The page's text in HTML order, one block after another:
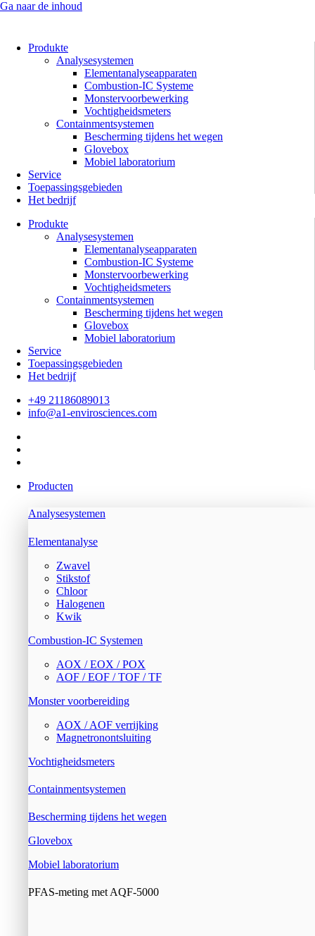
Ga naar de inhoud
Produkte
Analysesystemen
Elementanalyseapparaten
Combustion-IC Systeme
Monstervoorbewerking
Vochtigheidsmeters
Containmentsystemen
Bescherming tijdens het wegen
Glovebox
Mobiel laboratorium
Service
Toepassingsgebieden
Het bedrijf
Produkte
Analysesystemen
Elementanalyseapparaten
Combustion-IC Systeme
Monstervoorbewerking
Vochtigheidsmeters
Containmentsystemen
Bescherming tijdens het wegen
Glovebox
Mobiel laboratorium
Service
Toepassingsgebieden
Het bedrijf
+49 21186089013
info@a1-envirosciences.com
Producten
Analysesystemen
Elementanalyse
Zwavel
Stikstof
Chloor
Halogenen
Kwik
Combustion-IC Systemen
AOX / EOX / POX
AOF / EOF / TOF / TF
Monster voorbereiding
AOX / AOF verrijking
Magnetronontsluiting
Vochtigheidsmeters
Containmentsystemen
Bescherming tijdens het wegen
Glovebox
Mobiel laboratorium
PFAS-meting met AQF-5000